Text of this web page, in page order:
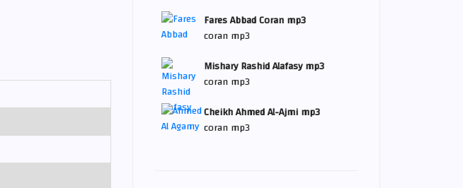
Fares Abbad Coran mp3
coran mp3
Mishary Rashid Alafasy mp3
coran mp3
Cheikh Ahmed Al-Ajmi mp3
coran mp3